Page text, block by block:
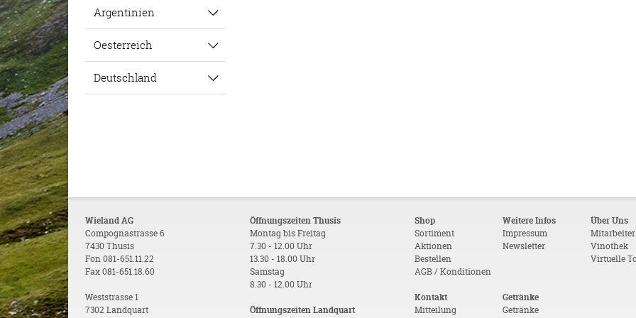
Argentinien
Oesterreich
Deutschland
Wieland AG
Compognastrasse 6
7430 Thusis
Fon 081-651.11.22
Fax 081-651.18.60
Weststrasse 1
7302 Landquart
Öffnungszeiten Thusis
Montag bis Freitag
7.30 - 12.00 Uhr
13.30 - 18.00 Uhr
Samstag
8.30 - 12.00 Uhr
Öffnungszeiten Landquart
Shop
Sortiment
Aktionen
Bestellen
AGB / Konditionen
Weitere Infos
Impressum
Newsletter
Über Uns
Mitarbeiter
Vinothek
Virtuelle
Kontakt
Mitteilung
Getränke
Getränke